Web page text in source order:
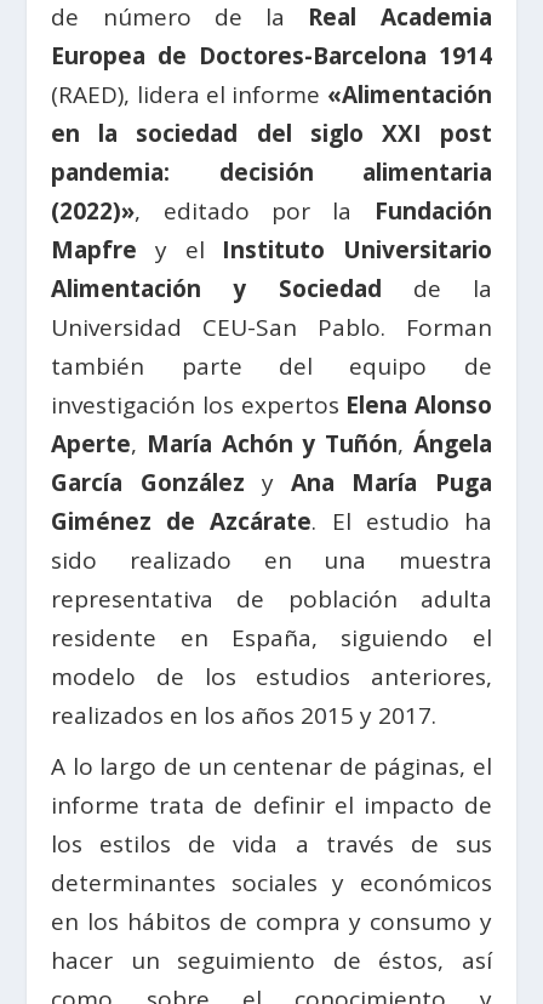
de número de la Real Academia
Europea de Doctores-Barcelona 1914
(RAED), lidera el informe «Alimentación
en la sociedad del siglo XXI post
pandemia: decisión alimentaria
(2022)», editado por la Fundación
Mapfre y el Instituto Universitario
Alimentación y Sociedad de la
Universidad CEU-San Pablo. Forman
también parte del equipo de
investigación los expertos Elena Alonso
Aperte, María Achón y Tuñón, Ángela
García González yAna María Puga
Giménez de Azcárate. El estudio ha
sido realizado en una muestra
representativa de población adulta
residente en España, siguiendo el
modelo de los estudios anteriores,
realizados en los años 2015 y 2017.
A lo largo de un centenar de páginas, el
informe trata de definir el impacto de
los estilos de vida a través de sus
determinantes sociales y económicos
en los hábitos de compra y consumo y
hacer un seguimiento de éstos, así